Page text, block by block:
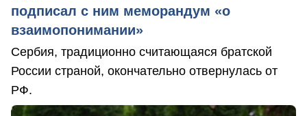
подписал с ним меморандум «о
взаимопонимании»
Сербия, традиционно считающаяся братской
России страной, окончательно отвернулась от
РФ.